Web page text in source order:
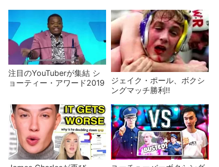
る可能性も浮上
注目のYouTuberが集結 シ
ョーティー・アワード2019
ジェイク・ポール、ボクシ
ングマッチ勝利‼